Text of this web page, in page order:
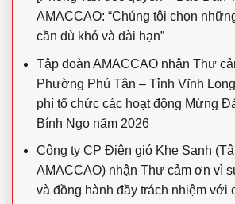
AMACCAO: “Chúng tôi chọn
cần dù khó và dài hạn”
Tập đoàn AMACCAO nhận Thư
Phường Phú Tân – Tỉnh Vĩnh
phí tổ chức các hoạt động Mừng
Bính Ngọ năm 2026
Công ty CP Điện gió Khe Sanh
AMACCAO) nhận Thư cảm ơn vì
và đồng hành đầy trách nhiệm với